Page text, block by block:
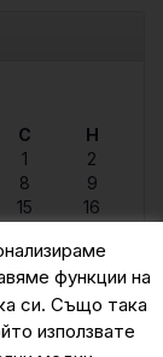
С
Н
1
2
8
9
15
16
29
30
функции на
си. Също така
използвате